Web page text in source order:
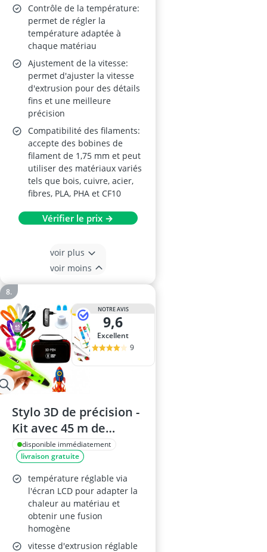
interchangeables,
matériaux plastiques
spéciaux
Contrôle de la température:
permet de régler la
température adaptée à
chaque matériau
Ajustement de la vitesse:
permet d'ajuster la vitesse
d'extrusion pour des détails
fins et une meilleure
précision
Compatibilité des filaments:
accepte des bobines de
filament de 1,75 mm et peut
utiliser des matériaux variés
tels que bois, cuivre, acier,
fibres, PLA, PHA et CF10
Vérifier le prix →
voir plus
voir moins
NOTRE AVIS
9,6
Excellent
9
Stylo 3D de précision -
Kit avec 45 m de
filament PLA (15
couleurs) et 3
couleurs
fluorescentes, vitesse
réglable
disponible immédiatement
livraison gratuite
température réglable via
l'écran LCD pour adapter la
chaleur au matériau et
obtenir une fusion
homogène
vitesse d'extrusion réglable